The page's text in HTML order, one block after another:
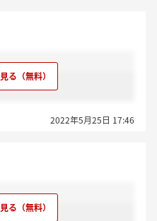
2022年5月25日 17:46